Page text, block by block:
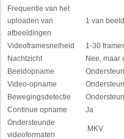
Frequentie van het
uploaden van
afbeeldingen
1 van
Videoframesnelheid
1-30
Nachtzicht
Nee, maar
Beeldopname
Video-opname
Bewegingsdetectie
Continue opname
Ja
Ondersteunde
videoformaten
.MKV